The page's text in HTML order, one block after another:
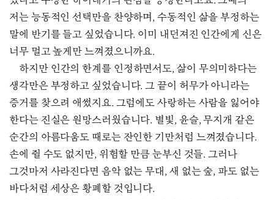
저는 능동적인 선택만을 찬양하며, 수동적인 삶을 부정하는
말에 반기를 들고 싶었습니다. 이미 내던져진 인간에게 신은
너무 멀고 높게만 느껴졌으니까요.
하지만 인간의 한계를 인정하면서도, 삶이 무의미하다는
생각만은 부정하고 싶었습니다. 그 끝이 허무가 아니라는
증거를 찾으려 애썼지요. 그럼에도 사랑하는 사람을 잃어야
한다는 진실은 원망스러웠습니다. 별빛, 윤슬, 무지개 같은
순간의 아름다움도 때로는 잔인한 기만처럼 느껴졌습니다.
손에 쥘 수도 없지만, 위험할 만큼 눈부신 것들. 그러나
그것마저 사라진다면 음악 없는 무대, 새 없는 숲, 파도 없는
바다처럼 세상은 황폐할 것입니다.